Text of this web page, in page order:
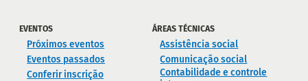
EVENTOS
Próximos eventos
Eventos passados
Conferir inscrição
ÁREAS TÉCNICAS
Assistência social
Comunicação social
Contabilidade e controle